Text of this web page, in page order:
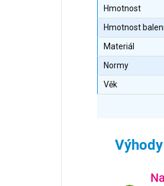
Hmotnost
Hmotnost
Materiál
Normy
Věk